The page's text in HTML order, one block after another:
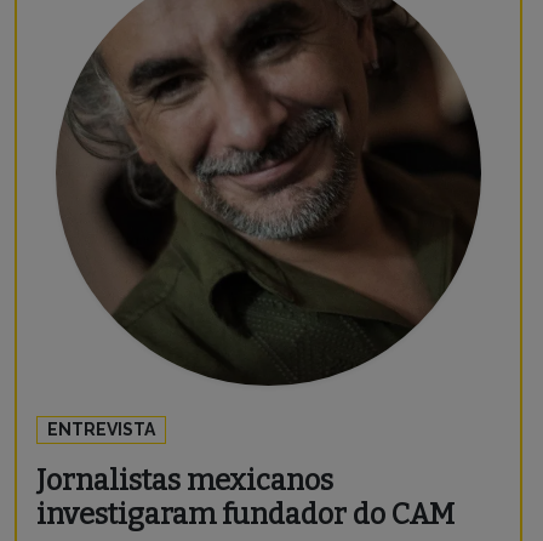
ENTREVISTA
Jornalistas mexicanos
investigaram fundador do CAM